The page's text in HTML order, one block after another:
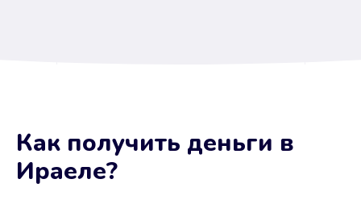
Не потребовались справки, залоги
и поручители. Папа вам доверяет.
Как получить деньги в
Ираеле?